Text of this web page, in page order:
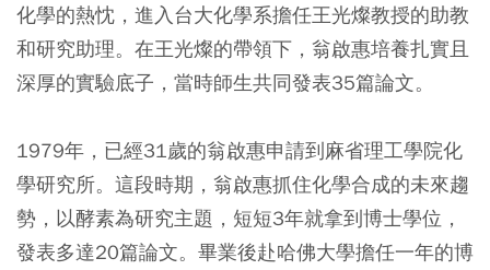
化學的熱忱，進入台大化學系擔任王光燦教授的助教
和研究助理。在王光燦的帶領下，翁啟惠培養扎實且
深厚的實驗底子，當時師生共同發表35篇論文。
1979年，已經31歲的翁啟惠申請到麻省理工學院化
學研究所。這段時期，翁啟惠抓住化學合成的未來趨
勢，以酵素為研究主題，短短3年就拿到博士學位，
發表多達20篇論文。畢業後赴哈佛大學擔任一年的博